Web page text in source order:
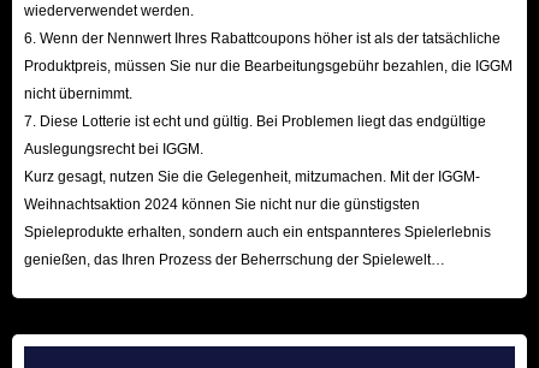
wiederverwendet werden.
6. Wenn der Nennwert Ihres Rabattcoupons höher ist als der tatsächliche
Produktpreis, müssen Sie nur die Bearbeitungsgebühr bezahlen, die IGGM
nicht übernimmt.
7. Diese Lotterie ist echt und gültig. Bei Problemen liegt das endgültige
Auslegungsrecht bei IGGM.
Kurz gesagt, nutzen Sie die Gelegenheit, mitzumachen. Mit der IGGM-
Weihnachtsaktion 2024 können Sie nicht nur die günstigsten
Spieleprodukte erhalten, sondern auch ein entspannteres Spielerlebnis
genießen, das Ihren Prozess der Beherrschung der Spielewelt